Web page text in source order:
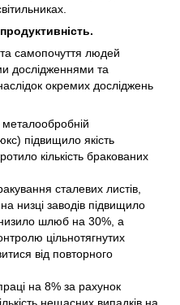
та самопочуття людей
дослідженнями та
окремих досліджень
металообробній
підвищило якість
кількість бракованих
сталевих листів,
низці заводів підвищило
шлюб на 30%, а
цільнотягнутих
від повторного
на 8% за рахунок